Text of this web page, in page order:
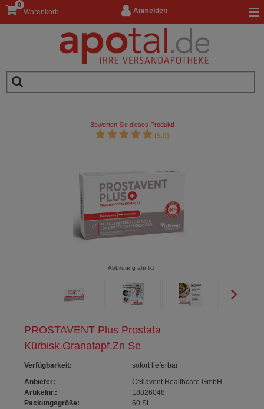
Anmelden
Warenkorb
0
PROSTAVENT Plus Prostata
Kürbisk.Granatapf.Zn Se
Verfügbarkeit:
sofort lieferbar
Anbieter:
Cellavent Healthcare GmbH
Artikelnr.:
18826048
Packungsgröße:
60 St
Bewerten Sie dieses Produkt!
(5.0)
Abbildung ähnlich